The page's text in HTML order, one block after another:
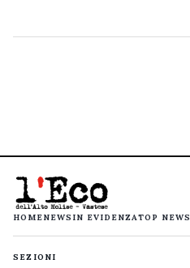
HOMENEWS IN EVIDENZATOP NEWS
SEZIONI